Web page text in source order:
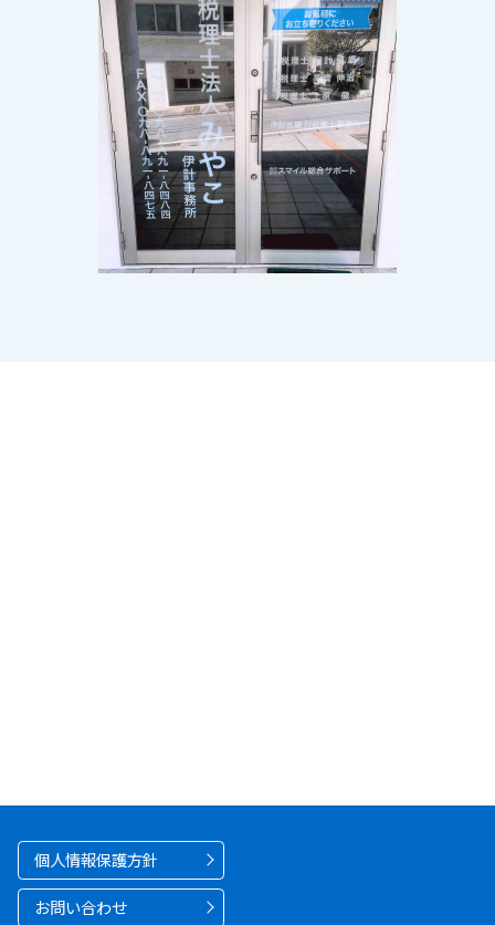
個人情報保護方針
お問い合わせ